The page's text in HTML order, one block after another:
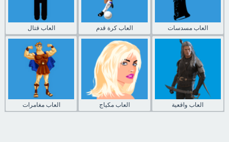
العاب قتال العاب كرة قدم العاب مسدسات
العاب مغامرات العاب مكياج العاب واقعية